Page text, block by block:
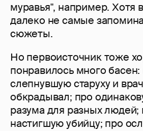
муравья", например. Хотя
далеко не самые
сюжеты.
Но первоисточник тоже
понравилось много басен:
слепнувшую старуху и
обкрадывал; про
разума для разных людей;
настигшую убийцу; про